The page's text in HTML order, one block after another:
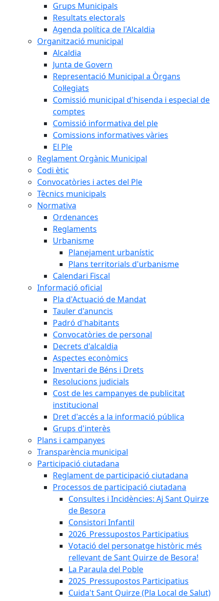
Grups Municipals
Resultats electorals
Agenda política de l'Alcaldia
Organització municipal
Alcaldia
Junta de Govern
Representació Municipal a Òrgans
Col·legiats
Comissió municipal d'hisenda i especial de
comptes
Comissió informativa del ple
Comissions informatives vàries
El Ple
Reglament Orgànic Municipal
Codi ètic
Convocatòries i actes del Ple
Tècnics municipals
Normativa
Ordenances
Reglaments
Urbanisme
Planejament urbanístic
Plans territorials d'urbanisme
Calendari Fiscal
Informació oficial
Pla d'Actuació de Mandat
Tauler d'anuncis
Padró d'habitants
Convocatòries de personal
Decrets d'alcaldia
Aspectes econòmics
Inventari de Béns i Drets
Resolucions judicials
Cost de les campanyes de publicitat
institucional
Dret d'accés a la informació pública
Grups d'interès
Plans i campanyes
Transparència municipal
Participació ciutadana
Reglament de participació ciutadana
Processos de participació ciutadana
Consultes i Incidències: Aj Sant Quirze
de Besora
Consistori Infantil
2026_Pressupostos Participatius
Votació del personatge històric més
rellevant de Sant Quirze de Besora!
La Paraula del Poble
2025_Pressupostos Participatius
Cuida't Sant Quirze (Pla Local de Salut)